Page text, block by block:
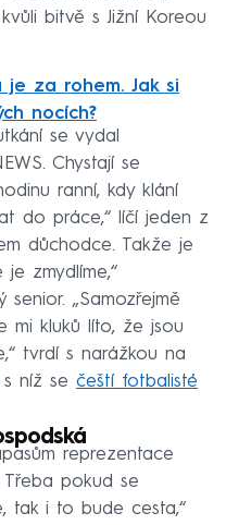
bitvě s Jižní Koreou
je za rohem. Jak si
nocích?
se vydal
Chystají se
ranní, kdy klání
do práce,“ líčí jeden z
důchodce. Takže je
zmydlíme,“
„Samozřejmě
mi kluků líto, že jsou
tvrdí s narážkou na
s níž se čeští fotbalisté
reprezentace
Třeba pokud se
tak i to bude cesta,“